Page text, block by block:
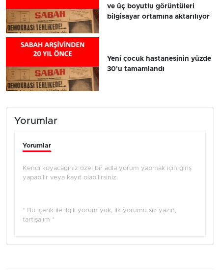
ve üç boyutlu görüntüleri
bilgisayar ortamına aktarılıyor
Yeni çocuk hastanesinin yüzde
30'u tamamlandı
Yorumlar
Yorumlar
Kendi koyacağınız özel bir adla yorum yapmak için giriş
yapabilir veya kayıt olabilirsiniz.
* Bu içerik ile ilgili yorum yok, ilk yorumu siz yazın,
tartışalım *